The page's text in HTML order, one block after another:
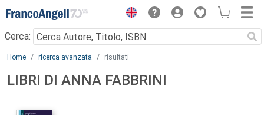
Menu
Cerca:
Main content
Home ricerca avanzata risultati
LIBRI DI ANNA FABBRINI